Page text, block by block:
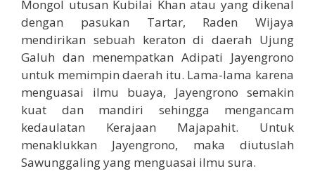
Mongol utusan Kubilai Khan atau yang dikenal
dengan pasukan Tartar, Raden Wijaya
mendirikan sebuah keraton di daerah Ujung
Galuh dan menempatkan Adipati Jayengrono
untuk memimpin daerah itu. Lama-lama karena
menguasai ilmu buaya, Jayengrono semakin
kuat dan mandiri sehingga mengancam
kedaulatan Kerajaan Majapahit. Untuk
menaklukkan Jayengrono, maka diutuslah
Sawunggaling yang menguasai ilmu sura.